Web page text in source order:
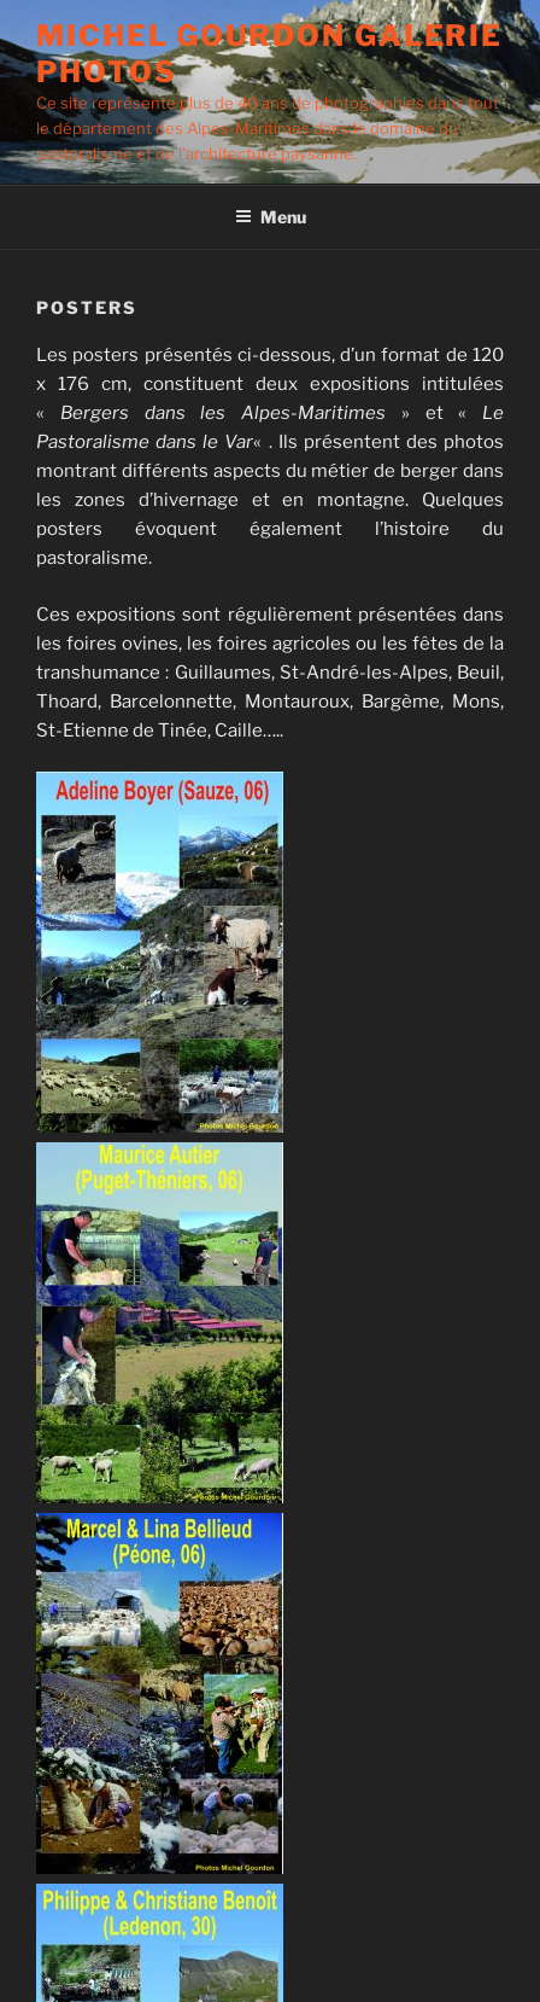
au
contenu
principal
MICHEL GOURDON GALERIE
PHOTOS
Ce site représente plus de 40 ans de photographies dans tout
le département des Alpes-Maritimes dans le domaine du
pastoralisme et de l’architecture paysanne.
Menu
POSTERS
Les posters présentés ci-dessous, d’un format de 120
x 176 cm, constituent deux expositions intitulées
« Bergers dans les Alpes-Maritimes » et « Le
Pastoralisme dans le Var« . Ils présentent des photos
montrant différents aspects du métier de berger dans
les zones d’hivernage et en montagne. Quelques
posters évoquent également l’histoire du
pastoralisme.
Ces expositions sont régulièrement présentées dans
les foires ovines, les foires agricoles ou les fêtes de la
transhumance : Guillaumes, St-André-les-Alpes, Beuil,
Thoard, Barcelonnette, Montauroux, Bargème, Mons,
St-Etienne de Tinée, Caille…..